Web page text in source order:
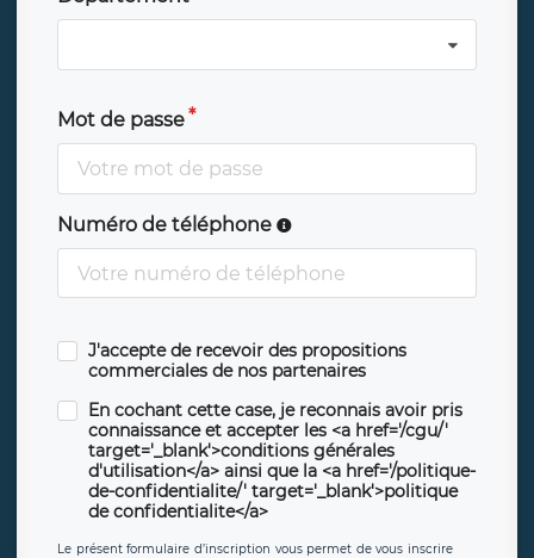
Mot de passe
Numéro de téléphone
J'accepte de recevoir des propositions
commerciales de nos partenaires
En cochant cette case, je reconnais avoir pris
connaissance et accepter les <a href='/cgu/'
target='_blank'>conditions générales
d'utilisation</a> ainsi que la <a href='/politique-
de-confidentialite/' target='_blank'>politique
de confidentialite</a>
Le présent formulaire d’inscription vous permet de vous inscrire